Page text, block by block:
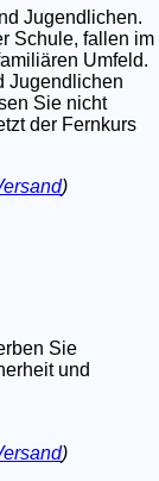
Jugendlichen.
Schule, fallen im
Umfeld.
Jugendlichen
Sie nicht
der Fernkurs
)
Sie
und
)